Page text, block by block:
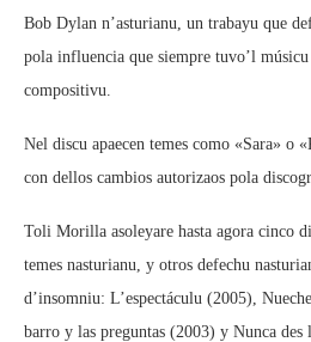
Bob Dylan n’asturianu, un trabayu que
pola influencia que siempre tuvo’l
compositivu.
Nel discu apaecen temes como «Sara» o
con dellos cambios autorizaos pola
Toli Morilla asoleyare hasta agora cinco
temes nasturianu, y otros defechu
d’insomniu: L’espectáculu (2005),
barro y las preguntas (2003) y Nunca des